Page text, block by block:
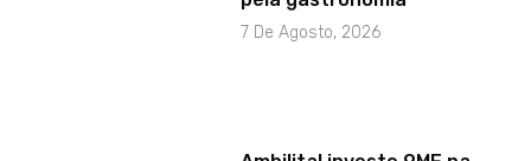
7 De Agosto, 2026